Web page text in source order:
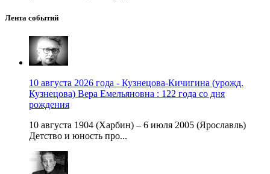
Лента событий
10 августа 2026 года - Кузнецова-Кичигина (урожд.
Кузнецова) Вера Емельяновна : 122 года со дня
рождения
10 августа 1904 (Харбин) – 6 июля 2005 (Ярославль)
Детство и юность про...